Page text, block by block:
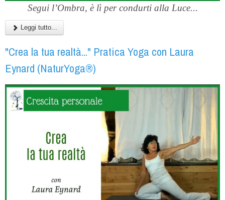
Segui l’Ombra, è lì per condurti alla Luce...
Leggi tutto...
"Crea la tua realtà..." Pratica Yoga con Laura
Eynard (NaturYoga®)